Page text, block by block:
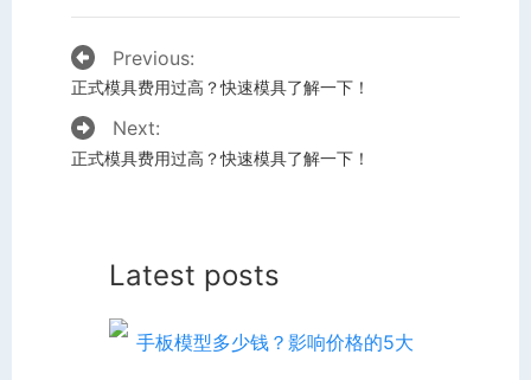
Previous:
正式模具费用过高？快速模具了解一下！
Next:
正式模具费用过高？快速模具了解一下！
Latest posts